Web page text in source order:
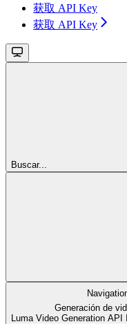
获取 API Key
获取 API Key
Buscar...
Generación de
Luma Video Generation